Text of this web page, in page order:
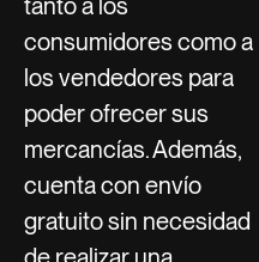
consumidores como a
los vendedores para
poder ofrecer sus
mercancías. Además,
cuenta con envío
gratuito sin necesidad